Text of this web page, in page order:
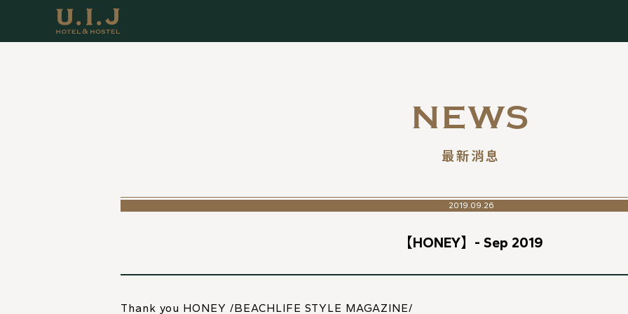
NEWS
最新消息
2019.09.26
【HONEY】- Sep 2019
Thank you HONEY /BEACHLIFE STYLE MAGAZINE/